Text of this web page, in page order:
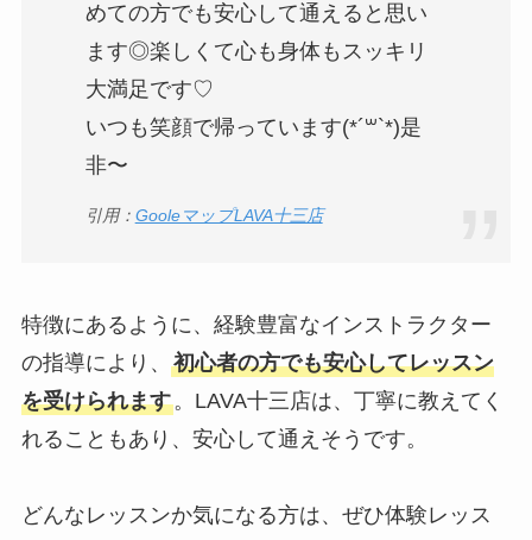
めての方でも安心して通えると思い
ます◎楽しくて心も身体もスッキリ
大満足です♡
いつも笑顔で帰っています(*´꒳`*)是
非〜
引用： GooleマップLAVA十三店
特徴にあるように、経験豊富なインストラクター
の指導により、 初心者の方でも安心してレッスン
を受けられます。LAVA十三店は、丁寧に教えてく
れることもあり、安心して通えそうです。
どんなレッスンか気になる方は、ぜひ体験レッス